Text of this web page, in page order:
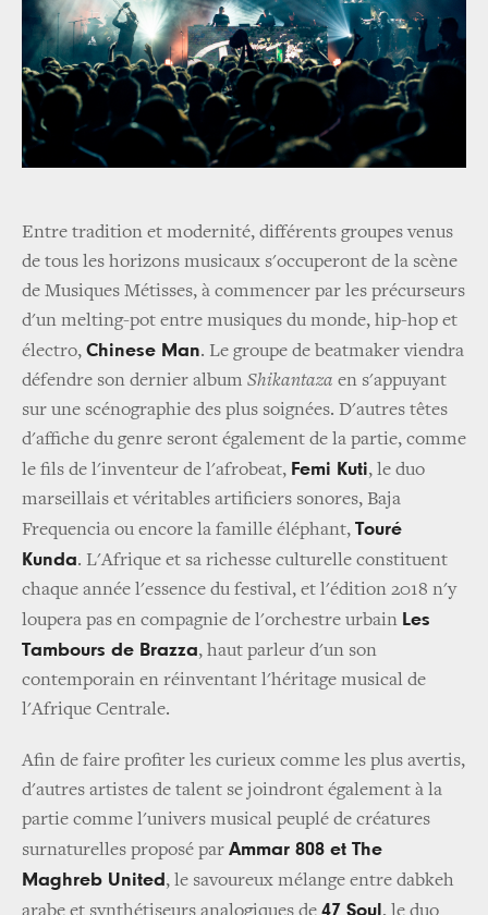
Entre tradition et modernité, différents groupes venus
de tous les horizons musicaux s'occuperont de la scène
de Musiques Métisses, à commencer par les précurseurs
d'un melting-pot entre musiques du monde, hip-hop et
électro, Chinese Man. Le groupe de beatmaker viendra
défendre son dernier album Shikantaza en s'appuyant
sur une scénographie des plus soignées. D'autres têtes
d'affiche du genre seront également de la partie, comme
le fils de l'inventeur de l'afrobeat, Femi Kuti, le duo
marseillais et véritables artificiers sonores, Baja
Frequencia ou encore la famille éléphant, Touré
Kunda. L'Afrique et sa richesse culturelle constituent
chaque année l'essence du festival, et l'édition 2018 n'y
loupera pas en compagnie de l'orchestre urbain Les
Tambours de Brazza, haut parleur d'un son
contemporain en réinventant l'héritage musical de
l'Afrique Centrale.
Afin de faire profiter les curieux comme les plus avertis,
d'autres artistes de talent se joindront également à la
partie comme l'univers musical peuplé de créatures
surnaturelles proposé par Ammar 808 et The
Maghreb United , le savoureux mélange entre dabkeh
47 Soul